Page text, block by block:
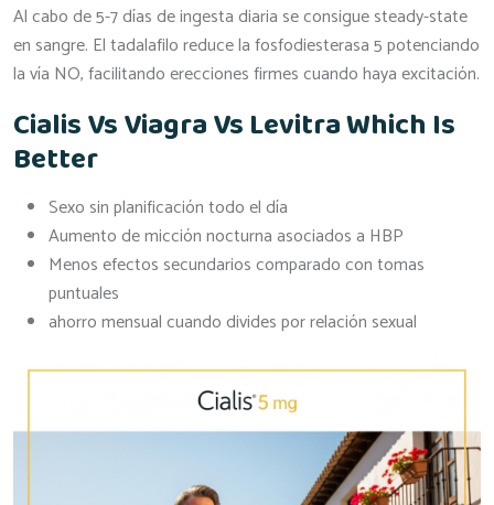
Al cabo de 5-7 días de ingesta diaria se consigue steady-state
en sangre. El tadalafilo reduce la fosfodiesterasa 5 potenciando
la vía NO, facilitando erecciones firmes cuando haya excitación.
Cialis Vs Viagra Vs Levitra Which Is
Better
Sexo sin planificación todo el día
Aumento de micción nocturna asociados a HBP
Menos efectos secundarios comparado con tomas
puntuales
ahorro mensual cuando divides por relación sexual